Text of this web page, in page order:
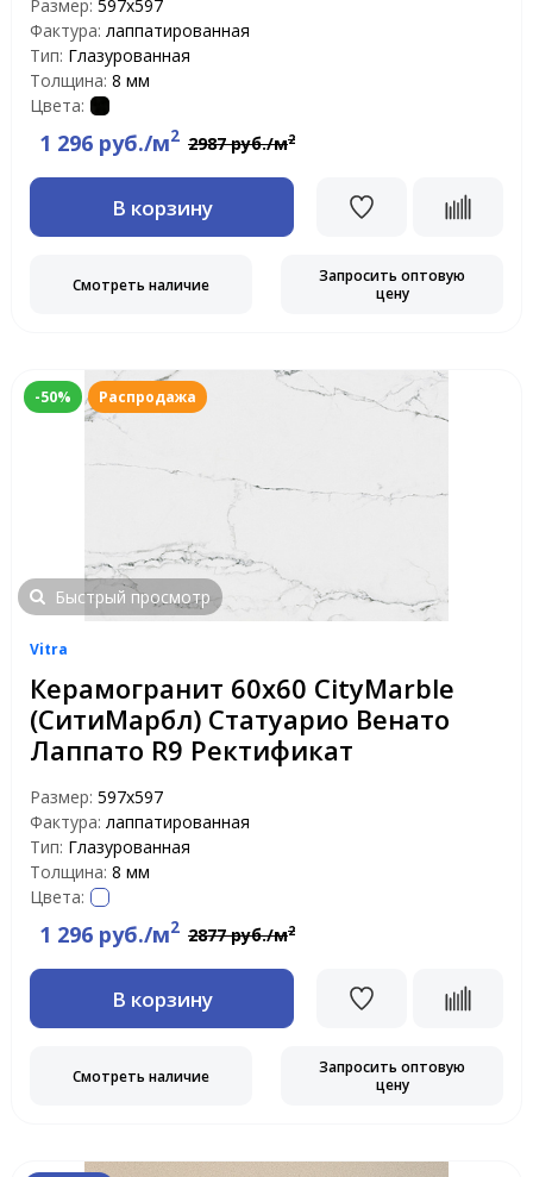
Размер: 597х597
Фактура: лаппатированная
Тип: Глазурованная
Толщина: 8 мм
Цвета:
1 296 руб./м2 2987 руб./м2
В корзину
Смотреть наличие
Запросить оптовую
цену
-50% Распродажа
Быстрый просмотр
Vitra
Керамогранит 60х60 CityMarble
(СитиМарбл) Статуарио Венато
Лаппато R9 Ректификат
Размер: 597х597
Фактура: лаппатированная
Тип: Глазурованная
Толщина: 8 мм
Цвета:
1 296 руб./м2 2877 руб./м2
В корзину
Смотреть наличие
Запросить оптовую
цену